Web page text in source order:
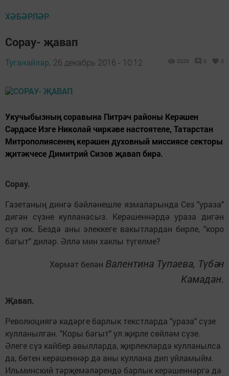
ХӘБӘРЛӘР
Сорау- җавап
Туганайлар, 26 декабрь 2016 - 10:12 3226 0 0
Укучыбызның соравына Питрәч районы Керәшен
Сәрдәсе Изге Николай чиркәве настоятеле, Татарстан
Митрополиясенең керәшен духовный миссиясе секторы
җитәкчесе Димитрий Сизов җавап бирә.
Сорау.
Газетаның дингә бәйләнешле язмаларында Сез "ураза"
дигән сүзне кулланасыз. Керәшеннәрдә ураза дигән
сүз юк. Бездә аны элеккеге вакытлардан бирле, "коро
багыт" диләр. Әллә мин хаклы түгелме?
Хөрмәт белән Валентина Тупаева, Түбән
Камадан.
Җавап.
Революциягә кадәрге барлык текстларда "ураза" сүзе
кулланылган. "Коры багыт" ул җирле сөйләм сүзе.
Әлеге сүз кайбер авылларда, җирлекләрдә кулланылса
да, бөтен керәшеннәр дә аны куллана дип уйламыйм.
Ильминский тәрҗемәләрендә барлык керәшеннәргә дә